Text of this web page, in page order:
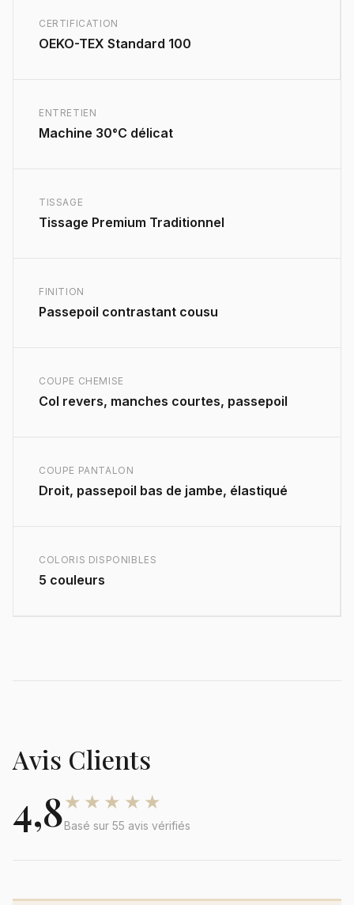
CERTIFICATION
OEKO-TEX Standard 100
ENTRETIEN
Machine 30°C délicat
TISSAGE
Tissage Premium Traditionnel
FINITION
Passepoil contrastant cousu
COUPE CHEMISE
Col revers, manches courtes, passepoil
COUPE PANTALON
Droit, passepoil bas de jambe, élastiqué
COLORIS DISPONIBLES
5 couleurs
Avis Clients
4,8★★★★★
Basé sur 55 avis vérifiés